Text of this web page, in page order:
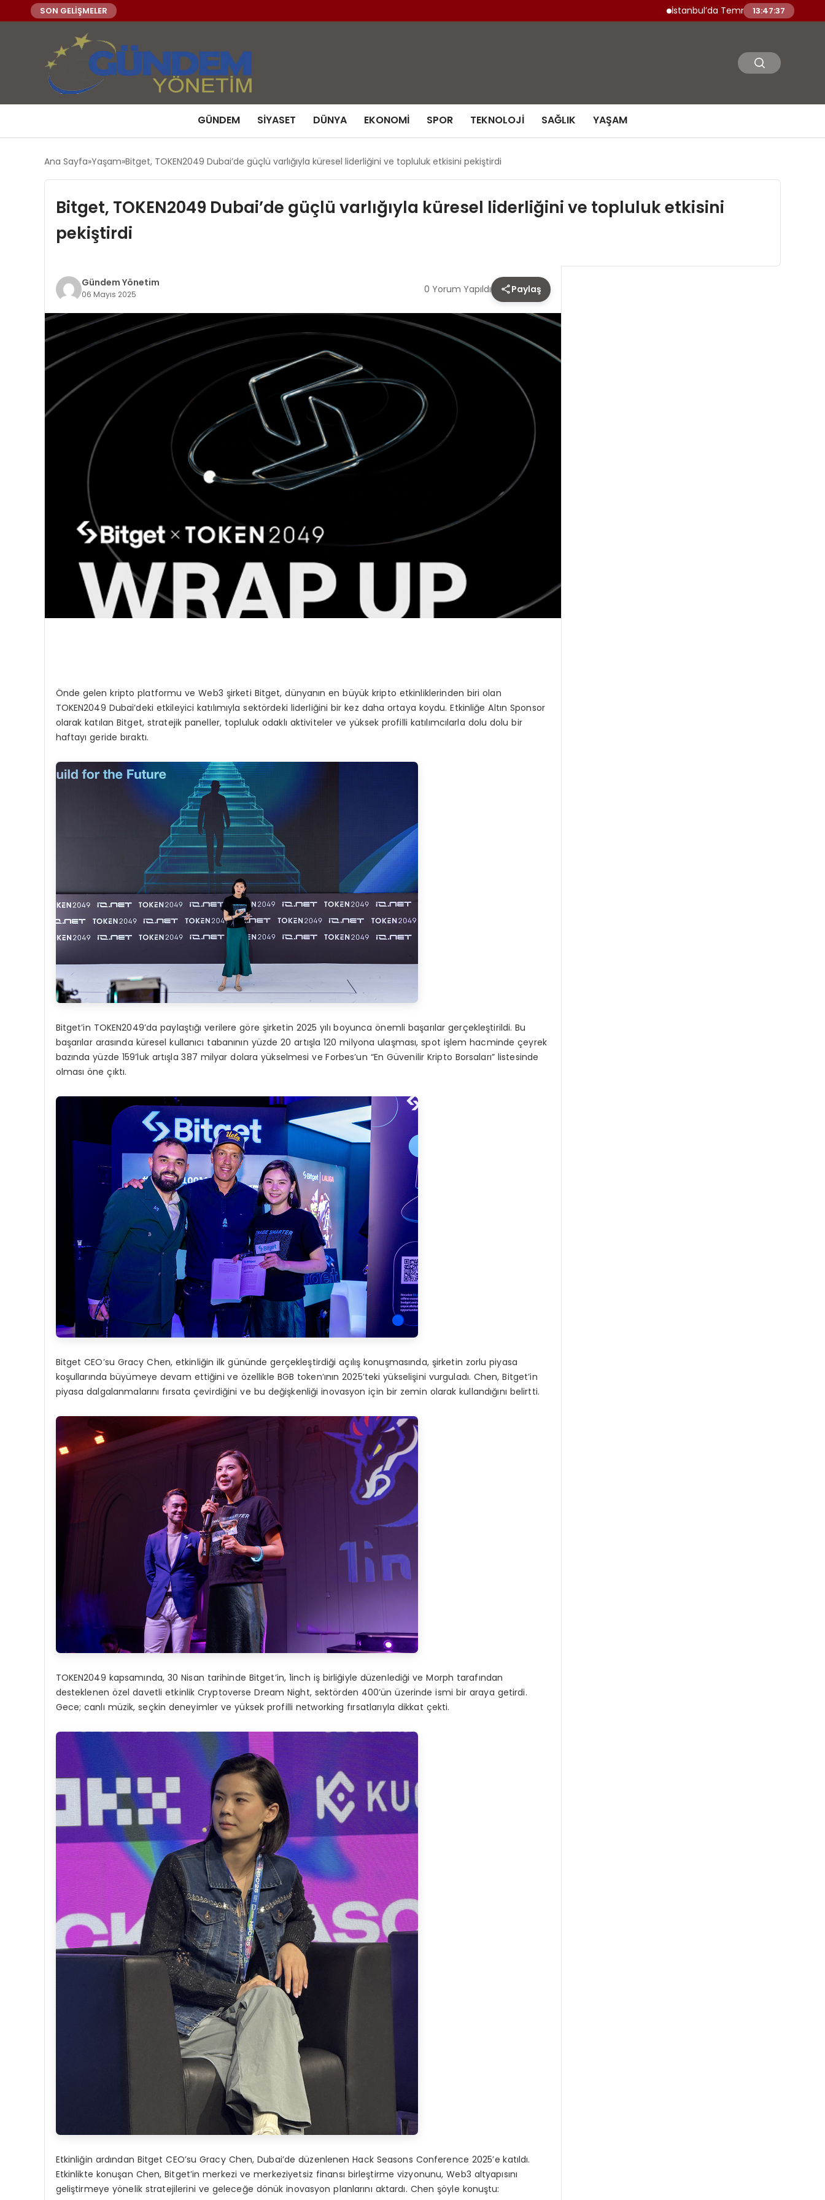
SON GELİŞMELER İstanbul’da Temmuz Ayı En Çok Artan ve Azalan
13:47:39
GÜNDEM SIYASET DÜNYA EKONOMI SPOR TEKNOLOJI SAĞLIK YAŞAM
Ana Sayfa Yaşam Bitget, TOKEN2049 Dubai’de güçlü varlığıyla küresel liderliğini ve topluluk etkisini pekiştirdi
Bitget, TOKEN2049 Dubai’de güçlü varlığıyla küresel liderliğini ve topluluk etkisini
pekiştirdi
Gündem Yönetim
06 Mayıs 2025 0 Yorum Yapıldı Paylaş
Önde gelen kripto platformu ve Web3 şirketi Bitget, dünyanın en büyük kripto etkinliklerinden biri olan
TOKEN2049 Dubai’deki etkileyici katılımıyla sektördeki liderliğini bir kez daha ortaya koydu. Etkinliğe Altın Sponsor
olarak katılan Bitget, stratejik paneller, topluluk odaklı aktiviteler ve yüksek profilli katılımcılarla dolu dolu bir
haftayı geride bıraktı.
Bitget’in TOKEN2049’da paylaştığı verilere göre şirketin 2025 yılı boyunca önemli başarılar gerçekleştirildi. Bu
başarılar arasında küresel kullanıcı tabanının yüzde 20 artışla 120 milyona ulaşması, spot işlem hacminde çeyrek
bazında yüzde 159’luk artışla 387 milyar dolara yükselmesi ve Forbes’un “En Güvenilir Kripto Borsaları” listesinde
olması öne çıktı.
Bitget CEO’su Gracy Chen, etkinliğin ilk gününde gerçekleştirdiği açılış konuşmasında, şirketin zorlu piyasa
koşullarında büyümeye devam ettiğini ve özellikle BGB token’ının 2025’teki yükselişini vurguladı. Chen, Bitget’in
piyasa dalgalanmalarını fırsata çevirdiğini ve bu değişkenliği inovasyon için bir zemin olarak kullandığını belirtti.
TOKEN2049 kapsamında, 30 Nisan tarihinde Bitget’in, 1inch iş birliğiyle düzenlediği ve Morph tarafından
desteklenen özel davetli etkinlik Cryptoverse Dream Night, sektörden 400’ün üzerinde ismi bir araya getirdi.
Gece; canlı müzik, seçkin deneyimler ve yüksek profilli networking fırsatlarıyla dikkat çekti.
Etkinliğin ardından Bitget CEO’su Gracy Chen, Dubai’de düzenlenen Hack Seasons Conference 2025’e katıldı.
Etkinlikte konuşan Chen, Bitget’in merkezi ve merkeziyetsiz finansı birleştirme vizyonunu, Web3 altyapısını
geliştirmeye yönelik stratejilerini ve geleceğe dönük inovasyon planlarını aktardı. Chen şöyle konuştu: